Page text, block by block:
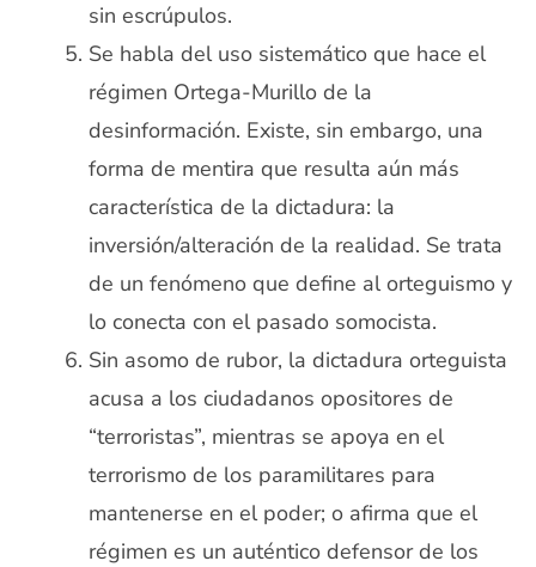
sin escrúpulos.
Se habla del uso sistemático que hace el
régimen Ortega-Murillo de la
desinformación. Existe, sin embargo, una
forma de mentira que resulta aún más
característica de la dictadura: la
inversión/alteración de la realidad. Se trata
de un fenómeno que define al orteguismo y
lo conecta con el pasado somocista.
Sin asomo de rubor, la dictadura orteguista
acusa a los ciudadanos opositores de
“terroristas”, mientras se apoya en el
terrorismo de los paramilitares para
mantenerse en el poder; o afirma que el
régimen es un auténtico defensor de los